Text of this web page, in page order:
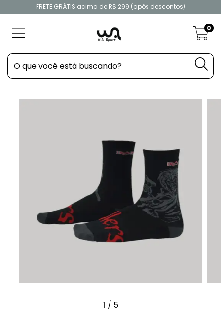
FRETE GRÁTIS acima de R$ 299 (após descontos)
0
1 / 5